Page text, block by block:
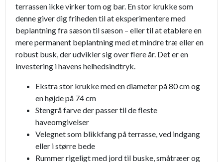
terrassen ikke virker tom og bar. En stor krukke som
denne giver dig friheden til at eksperimentere med
beplantning fra sæson til sæson – eller til at etablere en
mere permanent beplantning med et mindre træ eller en
robust busk, der udvikler sig over flere år. Det er en
investering i havens helhedsindtryk.
Ekstra stor krukke med en diameter på 80 cm og
en højde på 74 cm
Stengrå farve der passer til de fleste
haveomgivelser
Velegnet som blikkfang på terrasse, ved indgang
eller i større bede
Rummer rigeligt med jord til buske, småtræer og